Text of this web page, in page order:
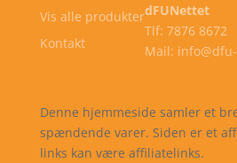
Vis alle produkter
Kontakt
dFUNettet
Tlf: 7876 8672
Mail:
Denne hjemmeside samler et
spændende varer. Siden er et
links kan være affiliatelinks.